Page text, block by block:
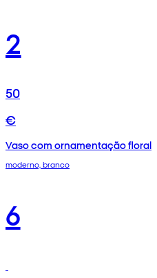
2
50
€
Vaso com ornamentação floral
moderno, branco
6